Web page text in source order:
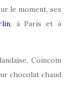
le moment, ses
, à Paris et à
Coincoin
chocolat chaud